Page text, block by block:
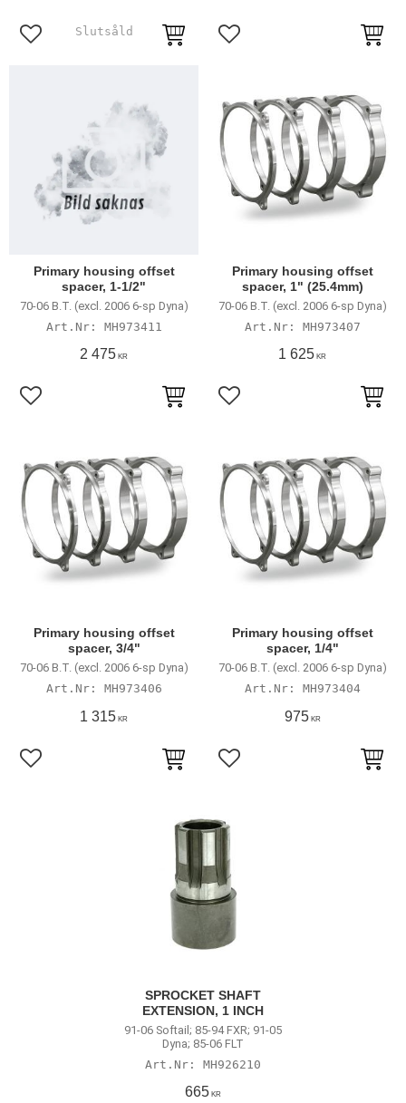
Lägg till i favoriter Lägg till i favoriter
Primary housing offset
spacer, 1-1/2"
70-06 B.T. (excl. 2006 6-sp Dyna)
MH973411
2 475 KR
Lägg till i favoriter
Primary housing offset
spacer, 1" (25.4mm)
70-06 B.T. (excl. 2006 6-sp Dyna)
MH973407
1 625 KR
Lägg till i favoriter
Primary housing offset
spacer, 3/4"
70-06 B.T. (excl. 2006 6-sp Dyna)
MH973406
1 315 KR
Lägg till i favoriter
Primary housing offset
spacer, 1/4"
70-06 B.T. (excl. 2006 6-sp Dyna)
MH973404
975KR
Lägg till i favoriter
SPROCKET SHAFT
EXTENSION, 1 INCH
91-06 Softail; 85-94 FXR; 91-05
Dyna; 85-06 FLT
MH926210
665 KR